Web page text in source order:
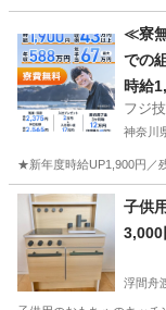
喜多
≪寮
での
時給
フジ
神奈川
★新年度時給UP1,900円／
神奈川 藤沢市 そ
子供
3,000
浮間舟